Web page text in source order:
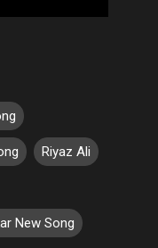
Riyaz Ali
New Song